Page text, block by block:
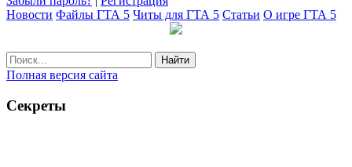
Новости Файлы ГТА 5 Читы для ГТА 5 Статьи О игре ГТА 5
Найти
Полная версия сайта
Секреты